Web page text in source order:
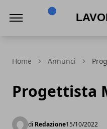
Home Annunci
Progettista
di Redazione15/10/2022